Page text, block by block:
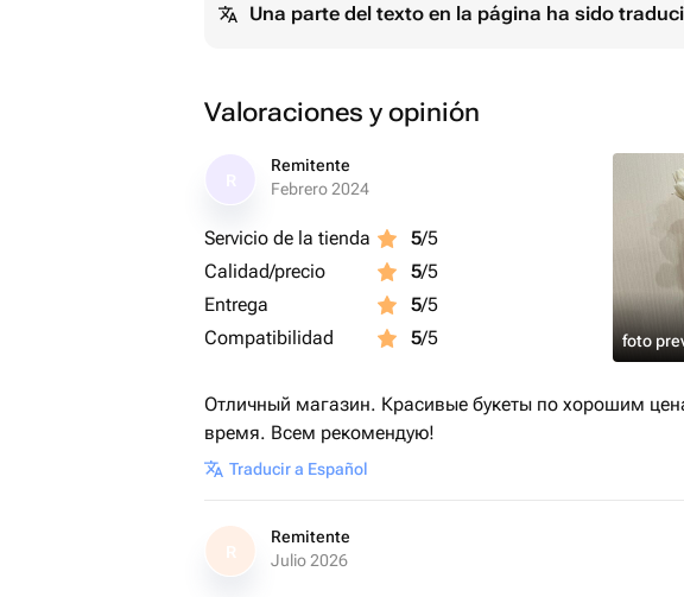
Una parte del texto en la página ha sido
Valoraciones y opinión
Remitente
Febrero 2024
Servicio de la tienda 5/5
Calidad/precio
5/5
Entrega
5/5
Compatibilidad
5/5 foto
Отличный магазин. Красивые букеты по хорошим
время. Всем рекомендую!
Traducir a Español
R
Remitente
Julio 2026